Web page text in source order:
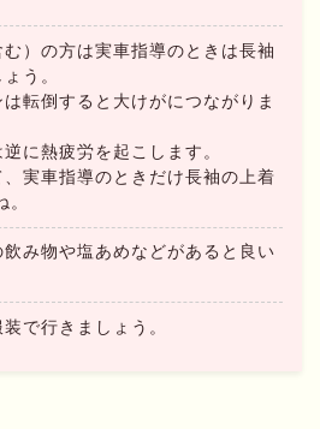
）の方は実車指導のときは長袖
う。
転倒すると大けがにつながりま
に熱疲労を起こします。
実車指導のときだけ長袖の上着
み物や塩あめなどがあると良い
で行きましょう。